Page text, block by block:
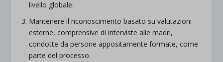
livello globale.
Mantenere il riconoscimento basato su valutazioni
esterne, comprensive di interviste alle madri,
condotte da persone appositamente formate, come
parte del processo.